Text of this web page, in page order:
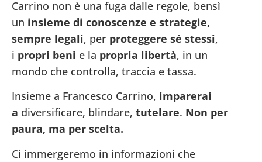
Carrino non è una fuga dalle regole, bensì
un insieme di conoscenze e strategie,
sempre legali, per proteggere sé stessi,
i propri beni e la propria libertà, in un
mondo che controlla, traccia e tassa.
Insieme a Francesco Carrino, imparerai
a diversificare, blindare, tutelare. Non per
paura, ma per scelta.
Ci immergeremo in informazioni che